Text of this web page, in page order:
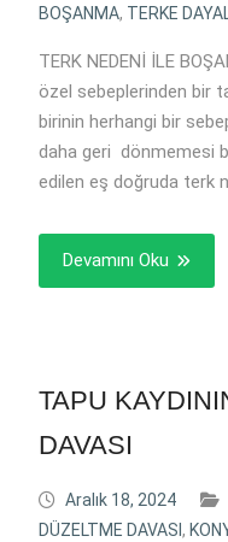
BOŞANMA, TERKE
TERK NEDENİ İLE
özel sebeplerinden bir
birinin herhangi bir
daha geri dönmemesi
edilen eş doğruda terk
Devamını Oku
TAPU
DAVASI
Aralık 18, 2024
DÜZELTME DAVASI ,